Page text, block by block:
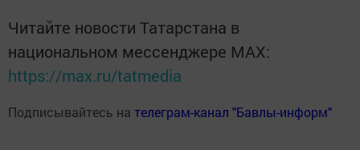
Читайте новости Татарстана в
национальном мессенджере MАХ:
https://max.ru/tatmedia
Подписывайтесь на телеграм-канал "Бавлы-информ"